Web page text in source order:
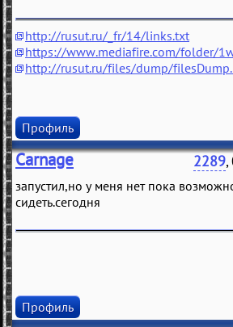
http://rusut.ru/_fr/14/links.txt
https://www.mediafire.com/folder/
http://rusut.ru/files/dump/
Профиль
Carnage 2289
запустил,но у меня нет пока
сидеть.сегодня
Профиль